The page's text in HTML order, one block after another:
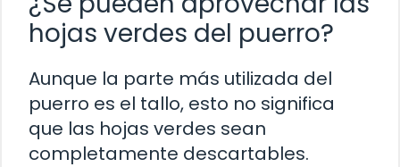
hojas verdes del puerro?
Aunque la parte más utilizada del
puerro es el tallo, esto no significa
que las hojas verdes sean
completamente descartables.